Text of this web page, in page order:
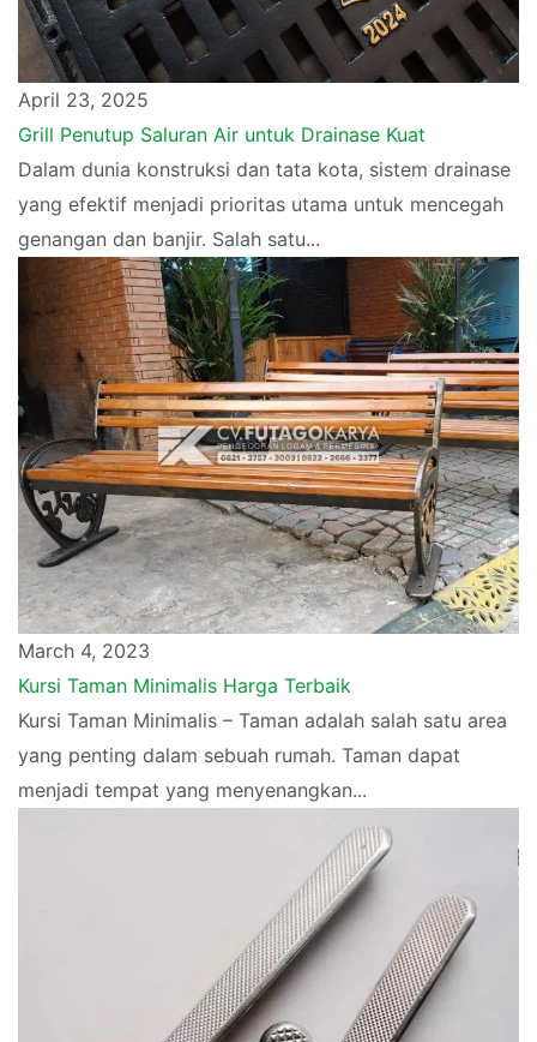
April 23, 2025
Grill Penutup Saluran Air untuk Drainase Kuat
Dalam dunia konstruksi dan tata kota, sistem drainase
yang efektif menjadi prioritas utama untuk mencegah
genangan dan banjir. Salah satu...
March 4, 2023
Kursi Taman Minimalis Harga Terbaik
Kursi Taman Minimalis – Taman adalah salah satu area
yang penting dalam sebuah rumah. Taman dapat
menjadi tempat yang menyenangkan...